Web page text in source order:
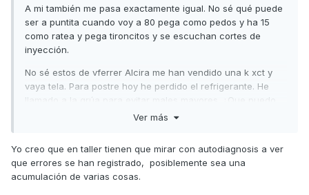
A mi también me pasa exactamente igual. No sé qué puede
ser a puntita cuando voy a 80 pega como pedos y ha 15
como ratea y pega tironcitos y se escuchan cortes de
inyección.
No sé estos de vferrer Alcira me han vendido una k xct y
vaya tela. Para postre hoy he perdido el refrigerante. He
llamado a la grúa para evitar males mayores. ¿Que puedo
Ver más
Yo creo que en taller tienen que mirar con autodiagnosis a ver
que errores se han registrado, posiblemente sea una
acumulación de varias cosas.